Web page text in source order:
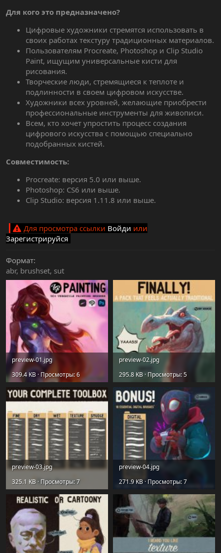
Для кого это предназначено?
Цифровые художники стремятся использовать в
своих работах текстуру традиционных материалов.
Пользователям Procreate, Photoshop и Clip Studio
Paint, ищущим универсальные кисти для
рисования.
Творческие люди, стремящиеся к теплоте и
подлинности в своем цифровом искусстве.
Художники всех уровней, желающие приобрести
профессиональные инструменты для живописи.
Всем, кто хочет упростить процесс создания
цифрового искусства с помощью специально
подобранных кистей.
Совместимость:
Procreate: версия 5.0 или выше.
Photoshop: CS6 или выше.
Clip Studio: версия 1.11.8 или выше.
Для просмотра ссылки Войди или
Зарегистрируйся
Формат
abr brushset sut
preview-01.jpg
309.4 KB · Просмотры: 6
preview-02.jpg
295.8 KB · Просмотры: 5
preview-03.jpg
325.1 KB · Просмотры: 7
preview-04.jpg
271.9 KB · Просмотры: 7